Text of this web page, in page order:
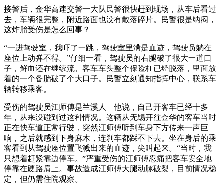
接警后，金华高速交警一大队民警很快赶到现场，从车后看过
去，车辆很完整，附近路面也没有散落碎片。民警很是纳闷，
这炸胎受伤是怎么回事？
“一进驾驶室，我吓了一跳，驾驶室里满是血迹，驾驶员躺在
座位上动弹不得。”仔细一看，驾驶员的右腿破了很大一道口
子，鲜血还在继续流。客车车头整个保险杠已经脱落，里面放
着的一个备胎破了个大口子。民警立刻通知指挥中心，联系车
辆转移乘客。
受伤的驾驶员江师傅是兰溪人，他说，自己开客车已经十多
年，从来没碰到过这种情况。这辆从无锡开往金华的客车当时
正在快车道正常行驶，突然江师傅听到车身下方传来一声巨
响，之后就感到下身麻木，连刹车都踩不下去。坐在身后的乘
客看到从驾驶座位置飞溅出来的血迹，尖叫起来。“当时，我
只想着赶紧靠边停车。”严重受伤的江师傅忍痛把客车安全地
停靠在硬路肩上。事故造成江师傅大腿动脉破裂，目前情况稳
定，但仍需住院观察。